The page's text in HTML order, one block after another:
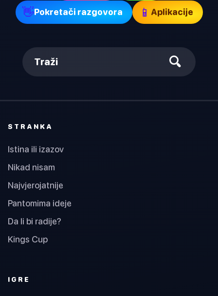
👋Pokretači razgovora 📱 Aplikacije
Traži
STRANKA
Istina ili izazov
Nikad nisam
Najvjerojatnije
Pantomima ideje
Da li bi radije?
Kings Cup
IGRE